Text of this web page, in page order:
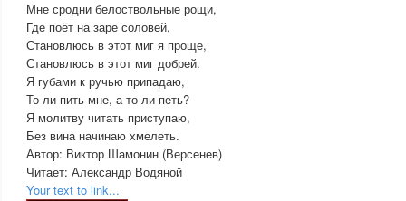
Мне сродни белоствольные рощи,
Где поёт на заре соловей,
Становлюсь в этот миг я проще,
Становлюсь в этот миг добрей.
Я губами к ручью припадаю,
То ли пить мне, а то ли петь?
Я молитву читать приступаю,
Без вина начинаю хмелеть.
Автор: Виктор Шамонин (Версенев)
Читает: Александр Водяной
Your text to link...